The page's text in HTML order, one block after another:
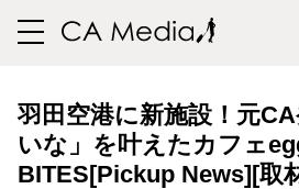
toggle
羽田空港に新施設！元
いな」を叶えたカフェ
BITES